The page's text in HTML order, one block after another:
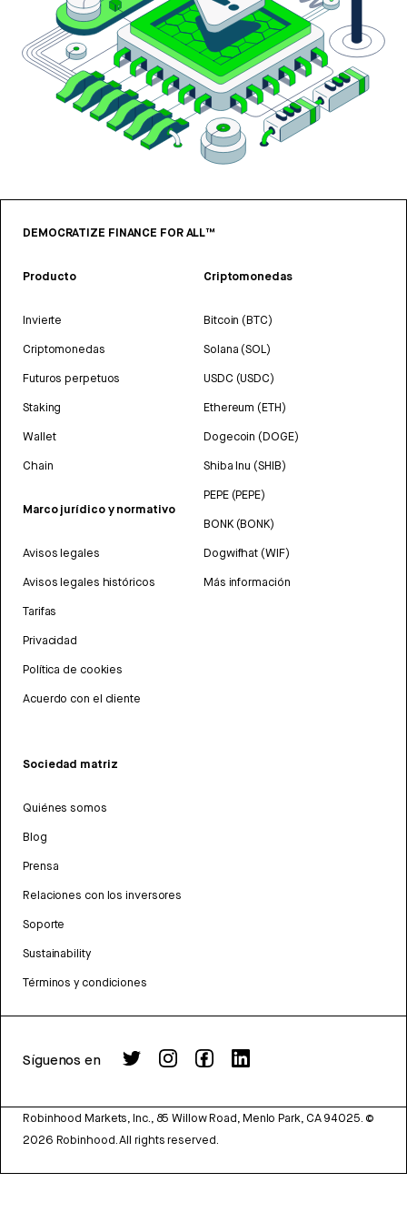
DEMOCRATIZE FINANCE FOR ALL™
Producto
Invierte
Criptomonedas
Futuros perpetuos
Staking
Wallet
Chain
Marco jurídico y normativo
Avisos legales
Avisos legales históricos
Tarifas
Privacidad
Política de cookies
Acuerdo con el cliente
Criptomonedas
Bitcoin (BTC)
Solana (SOL)
USDC (USDC)
Ethereum (ETH)
Dogecoin (DOGE)
Shiba Inu (SHIB)
PEPE (PEPE)
BONK (BONK)
Dogwifhat (WIF)
Más información
Sociedad matriz
Quiénes somos
Blog
Prensa
Relaciones con los inversores
Soporte
Sustainability
Términos y condiciones
Síguenos en
Robinhood Markets, Inc., 85 Willow Road, Menlo Park, CA 94025. ©
2026 Robinhood. All rights reserved.